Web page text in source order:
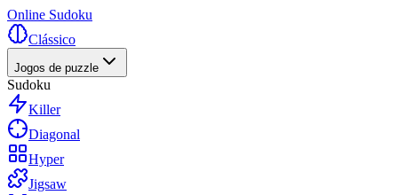
Online Sudoku
Clássico
Jogos de puzzle
Sudoku
Killer
Diagonal
Hyper
Jigsaw